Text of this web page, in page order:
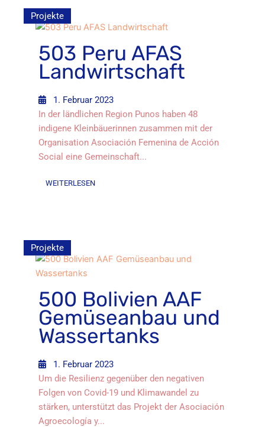
Projekte
503 Peru AFAS
Landwirtschaft
1. Februar 2023
In der ländlichen Region Punos haben 48
indigene Kleinbäuerinnen zusammen mit der
Organisation Asociación Femenina de Acción
Social eine Gemeinschaft...
WEITERLESEN
Projekte
500 Bolivien AAF
Gemüseanbau und
Wassertanks
1. Februar 2023
Um die Resilienz gegenüber den negativen
Folgen von Covid-19 und Klimawandel zu
stärken, unterstützt das Projekt der Asociación
Agroecología y...